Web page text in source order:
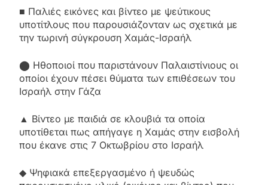
■ Παλιές εικόνες και βίντεο με ψεύτικους
υποτίτλους που παρουσιάζονταν ως σχετικά με
την τωρινή σύγκρουση Χαμάς-Ισραήλ
⬤ Ηθοποιοί που παριστάνουν Παλαιστίνιους οι
οποίοι έχουν πέσει θύματα των επιθέσεων του
Ισραήλ στην Γάζα
▲ Βίντεο με παιδιά σε κλουβιά τα οποία
υποτίθεται πως απήγαγε η Χαμάς στην εισβολή
που έκανε στις 7 Οκτωβρίου στο Ισραήλ
◆ Ψηφιακά επεξεργασμένο ή ψευδώς